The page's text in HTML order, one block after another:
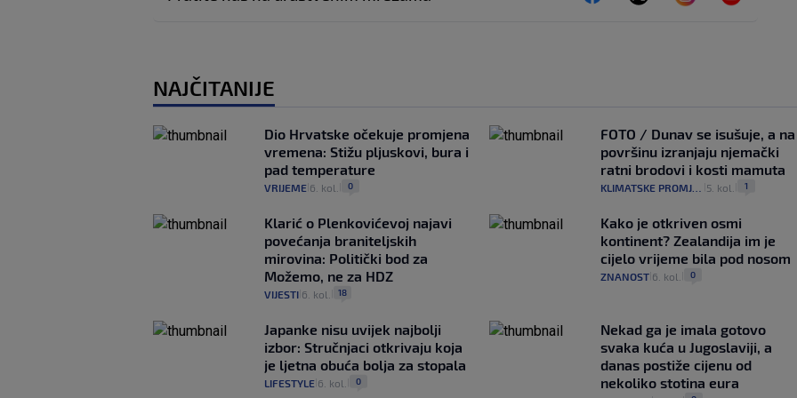
NAJČITANIJE
Dio Hrvatske očekuje promjena
vremena: Stižu pljuskovi, bura i
pad temperature
VRIJEME 6. kol. 0
FOTO / Dunav se isušuje, a na
površinu izranjaju njemački
ratni brodovi i kosti mamuta
KLIMATSKE PROMJENE 5. kol. 1
Klarić o Plenkovićevoj najavi
povećanja braniteljskih
mirovina: Politički bod za
Možemo, ne za HDZ
VIJESTI 6. kol. 18
Kako je otkriven osmi
kontinent? Zealandija im je
cijelo vrijeme bila pod nosom
ZNANOST| 6. kol. 0
Japanke nisu uvijek najbolji
izbor: Stručnjaci otkrivaju koja
je ljetna obuća bolja za stopala
LIFESTYLE 6. kol. 0
Nekad ga je imala gotovo
svaka kuća u Jugoslaviji, a
danas postiže cijenu od
nekoliko stotina eura